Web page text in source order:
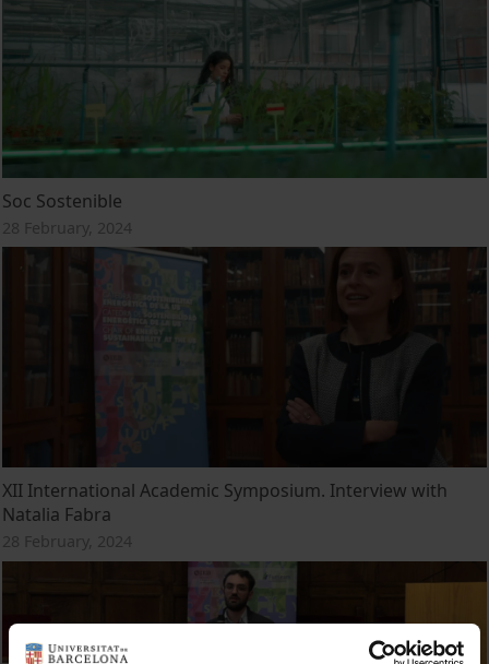
Soc Sostenible
28 February, 2024
XII International Academic Symposium. Interview with
Natalia Fabra
28 February, 2024